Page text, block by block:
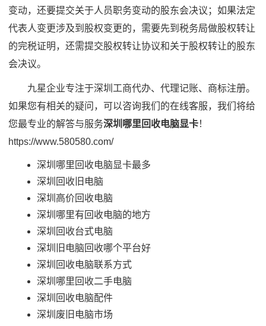
变动，还要提交关于人员职务变动的股东会决议；如果法定
代表人变更涉及到股权变更的，需要先到税务局做股权转让
的完税证明，还需提交股权转让协议和关于股权转让的股东
会决议。
九星企业专注于深圳工商代办、代理记账、商标注册。
如果您有相关的疑问，可以咨询我们的在线客服，我们将给
您最专业的解答与服务深圳哪里回收电脑显卡！
https://www.580580.com/
深圳哪里回收电脑显卡最多
深圳回收旧电脑
深圳高价回收电脑
深圳哪里有回收电脑的地方
深圳回收台式电脑
深圳旧电脑回收哪个平台好
深圳回收电脑联系方式
深圳哪里回收二手电脑
深圳回收电脑配件
深圳废旧电脑市场